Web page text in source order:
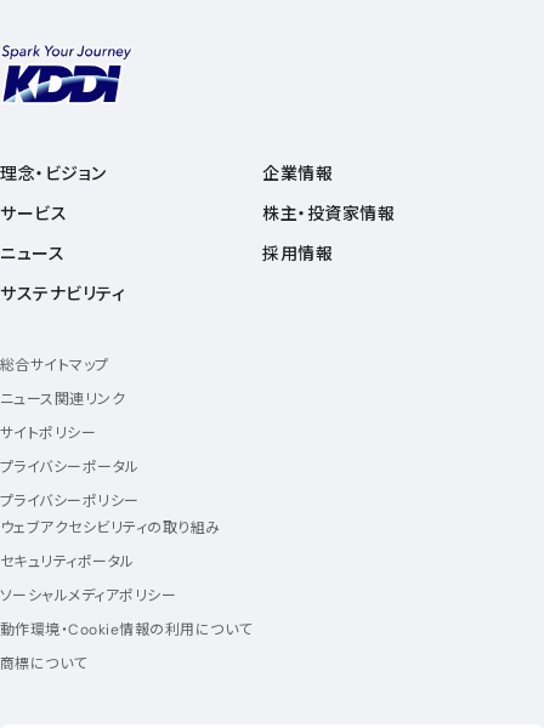
理念・ビジョン
サービス
ニュース
サステナビリティ
企業情報
株主・投資家情報
採用情報
総合サイトマップ
ニュース関連リンク
サイトポリシー
プライバシーポータル
プライバシーポリシー
ウェブアクセシビリティの取り組み
セキュリティポータル
ソーシャルメディアポリシー
動作環境・Cookie情報の利用について
商標について